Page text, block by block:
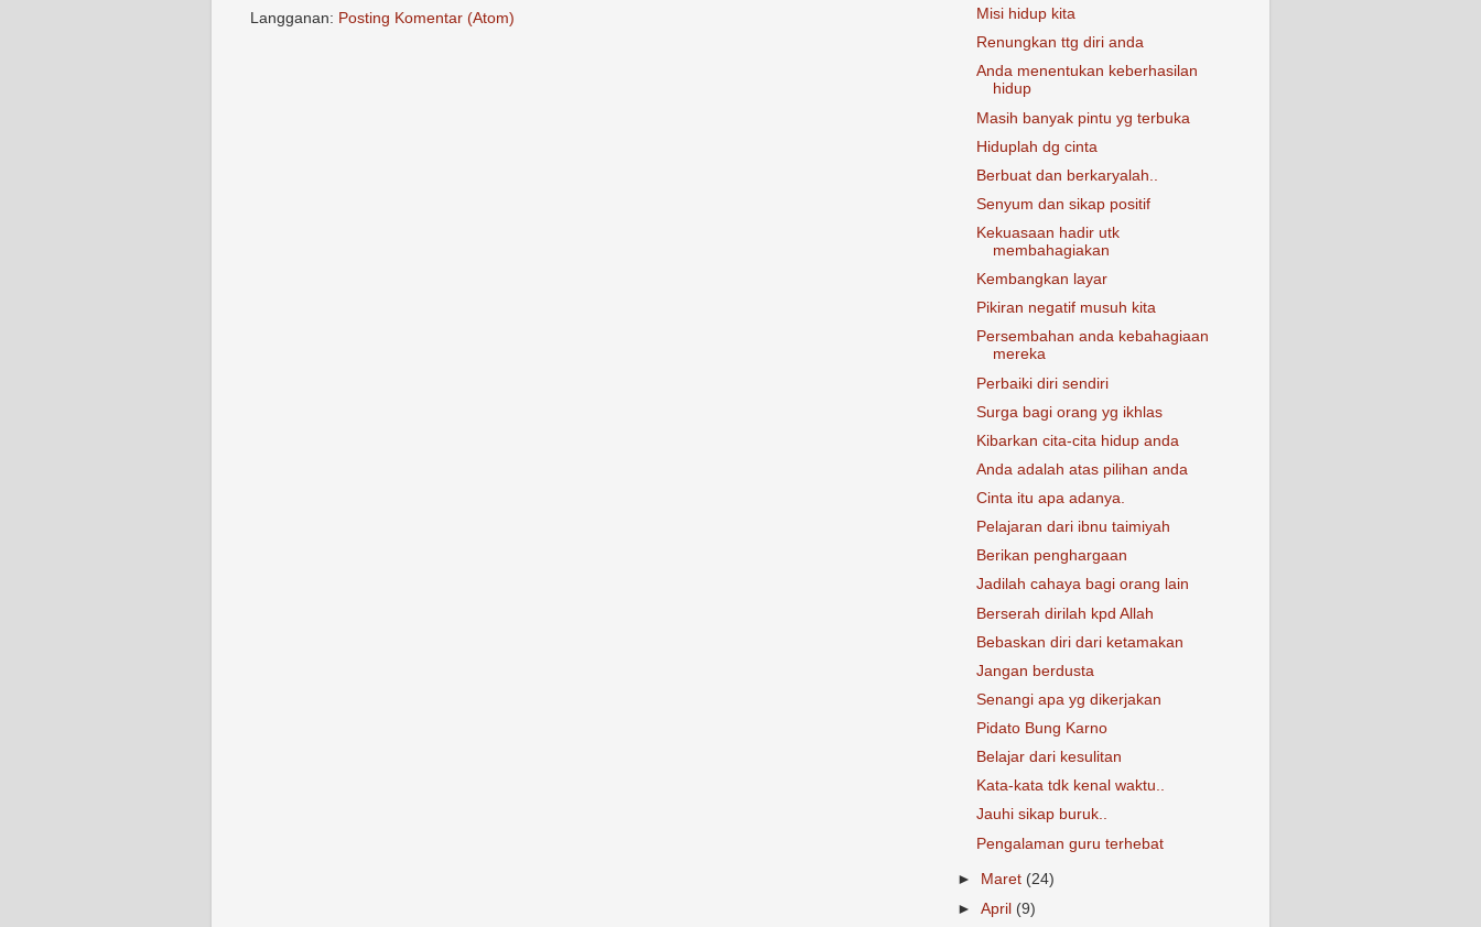
Langganan: Posting Komentar (Atom)
Misi hidup kita
Renungkan ttg diri anda
Anda menentukan keberhasilan
hidup
Masih banyak pintu yg terbuka
Hiduplah dg cinta
Berbuat dan berkaryalah..
Senyum dan sikap positif
Kekuasaan hadir utk
membahagiakan
Kembangkan layar
Pikiran negatif musuh kita
Persembahan anda kebahagiaan
mereka
Perbaiki diri sendiri
Surga bagi orang yg ikhlas
Kibarkan cita-cita hidup anda
Anda adalah atas pilihan anda
Cinta itu apa adanya.
Pelajaran dari ibnu taimiyah
Berikan penghargaan
Jadilah cahaya bagi orang lain
Berserah dirilah kpd Allah
Bebaskan diri dari ketamakan
Jangan berdusta
Senangi apa yg dikerjakan
Pidato Bung Karno
Belajar dari kesulitan
Kata-kata tdk kenal waktu..
Jauhi sikap buruk..
Pengalaman guru terhebat
► Maret (24)
►April (9)